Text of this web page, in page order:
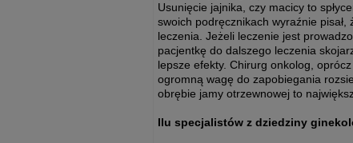
Usunięcie jajnika, czy macicy to
swoich podręcznikach wyraźnie
leczenia. Jeżeli leczenie jest
pacjentkę do dalszego leczenia
lepsze efekty. Chirurg onkolog,
ogromną wagę do zapobiegania
obrębie jamy otrzewnowej to
Ilu specjalistów z dziedziny